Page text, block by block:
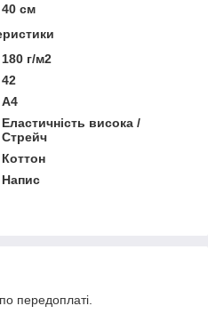
40 см
180 г/м2
42
А4
Еластичність висока /
Стрейч
Коттон
Напис
передоплаті.